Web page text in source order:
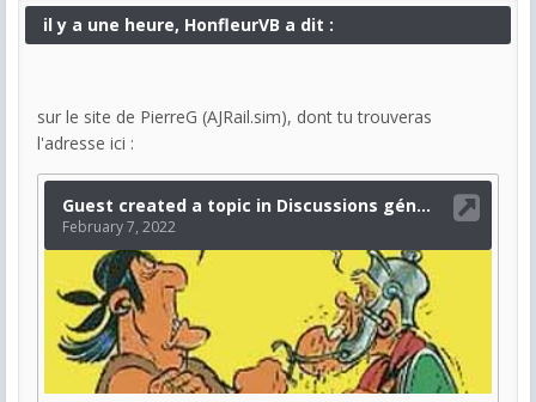
il y a une heure, HonfleurVB a dit :
sur le site de PierreG (AJRail.sim), dont tu trouveras
l'adresse ici :